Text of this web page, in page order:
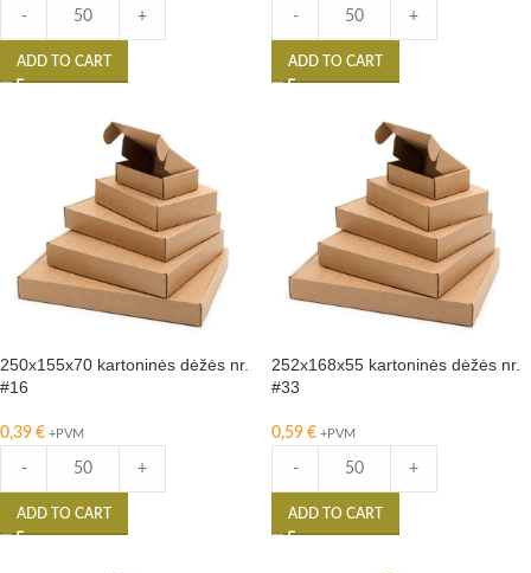
- +
ADD TO CART
- +
ADD TO CART
250x155x70 kartoninės dėžės nr.
#16
0,39 € +PVM
- +
ADD TO CART
252x168x55 kartoninės dėžės nr.
#33
0,59 € +PVM
- +
ADD TO CART